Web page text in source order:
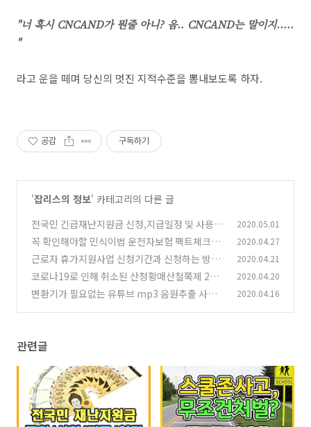
"너 혹시 CNCAND가 뭔줄 아니? 음.. CNCAND는 말이지.....
"
라고 운을 떼며 당신의 멋진 지적수준을 뽐내보도록 하자.
공감 구독하기
'잡리스의 정보' 카테고리의 다른 글
전국민 긴급재난지원금 신청,지급일정 및 사용처
간단정리 (0)
2020.05.01
꼭 확인해야할 민식이법 운전자보험 팩트체크및
세줄요약 (0)
2020.04.27
근로자 휴가지원사업 신청기간과 신청하는 방법
(0)
2020.04.21
코로나19로 인해 취소된 산청황매산철쭉제 202
0 (0)
2020.04.20
변환기가 필요없는 유튜브 mp3 음원추출 사이
2020.04.16
관련글